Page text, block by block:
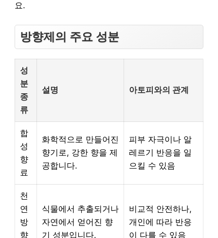
요.
방향제의 주요 성분
성
분
종
류
설명 아토피와의 관계
합
성
향
료
화학적으로 만들어진
향기로, 강한 향을 제
공합니다.
피부 자극이나 알
레르기 반응을 일
으킬 수 있음
천
연
방
향
식물에서 추출되거나
자연에서 얻어진 향
기 성분입니다.
비교적 안전하나,
개인에 따라 반응
이 다를 수 있음